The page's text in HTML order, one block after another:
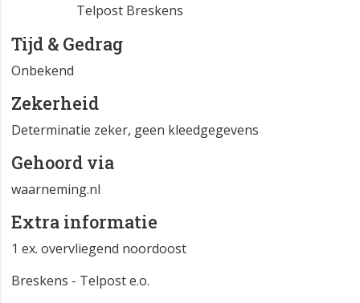
Telpost Breskens
Tijd & Gedrag
Onbekend
Zekerheid
Determinatie zeker, geen kleedgegevens
Gehoord via
waarneming.nl
Extra informatie
1 ex. overvliegend noordoost
Breskens - Telpost e.o.